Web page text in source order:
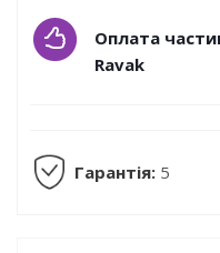
Оплата
Ravak
Гарантія: 5